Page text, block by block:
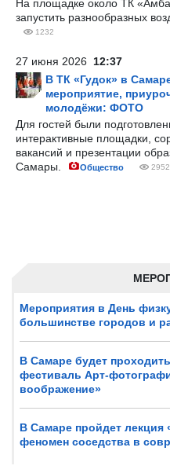
Мероприятия в День
большинстве городов и
В Самаре будет
фестиваль Арт-
воображение»
В Самаре пройдет
феномен соседства в
На площадке около ТК
запустить разнообразных
1232
27 июня 2026 12:37
В ТК «Гудок» в
мероприятие,
молодёжи: ФОТО
Для гостей были
интерактивные площадки,
вакансий и презентации
Самары.
Общество 2952